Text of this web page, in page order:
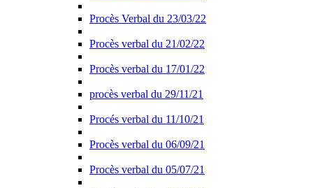
Procès Verbal du 23/03/22
Procès verbal du 21/02/22
Procès verbal du 17/01/22
procès verbal du 29/11/21
Procés verbal du 11/10/21
Procès verbal du 06/09/21
Procès verbal du 05/07/21